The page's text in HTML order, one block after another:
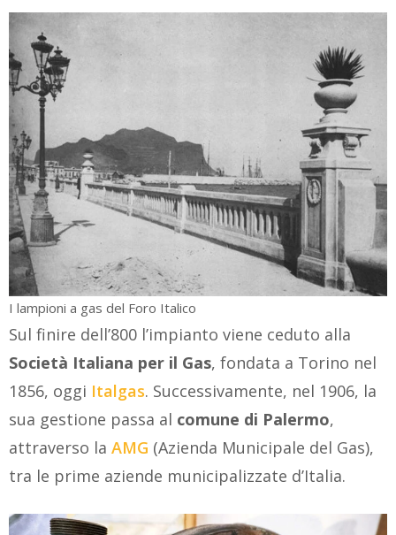
I lampioni a gas del Foro Italico
Sul finire dell’800 l’impianto viene ceduto alla
Società Italiana per il Gas, fondata a Torino nel
1856, oggi Italgas. Successivamente, nel 1906, la
sua gestione passa al comune di Palermo,
attraverso la AMG (Azienda Municipale del Gas),
tra le prime aziende municipalizzate d’Italia.